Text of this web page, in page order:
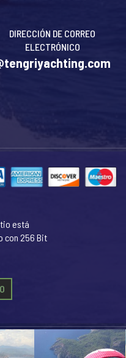
DIRECCIÓN DE CORREO
ELECTRÓNICO
está
con 256 Bit